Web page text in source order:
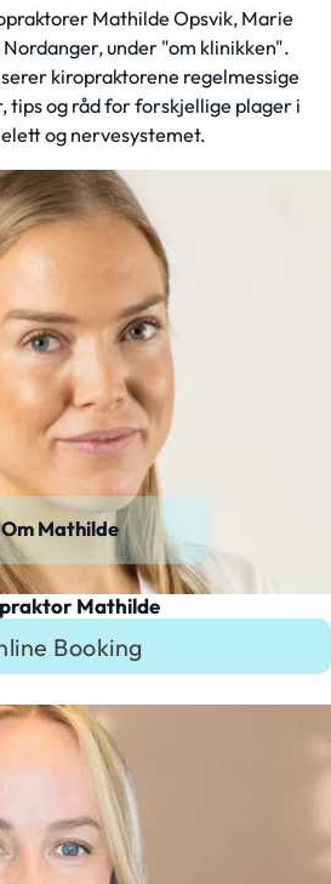
Mathilde Opsvik, Marie
under "om klinikken".
kiropraktorene regelmessige
tips og råd for forskjellige plager i
og nervesystemet.
Om Mathilde
Mathilde
Booking